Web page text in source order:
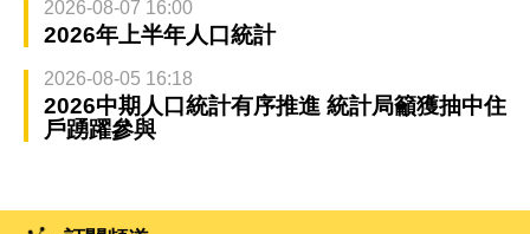
2026-08-07 16:00
2026年上半年人口統計
2026-08-05 16:18
2026中期人口統計有序推進 統計局籲獲抽中住
戶踴躍參與